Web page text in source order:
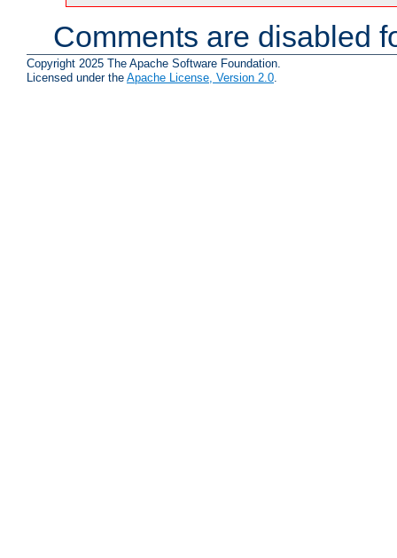
Comments are disabled
Copyright 2025 The Apache Software Foundation.
Licensed under the Apache License, Version 2.0.